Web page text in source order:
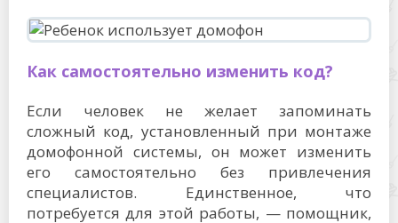
Как самостоятельно изменить код?
Если человек не желает запоминать
сложный код, установленный при монтаже
домофонной системы, он может изменить
его самостоятельно без привлечения
специалистов. Единственное, что
потребуется для этой работы, — помощник,